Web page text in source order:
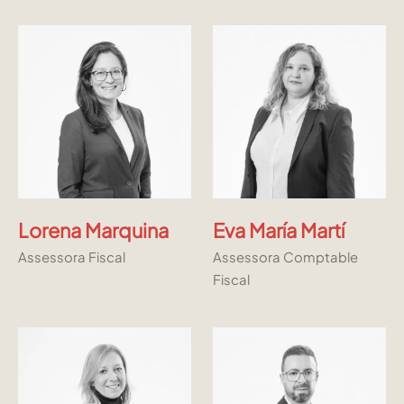
Lorena Marquina
Assessora Fiscal
Eva María Martí
Assessora Comptable
Fiscal